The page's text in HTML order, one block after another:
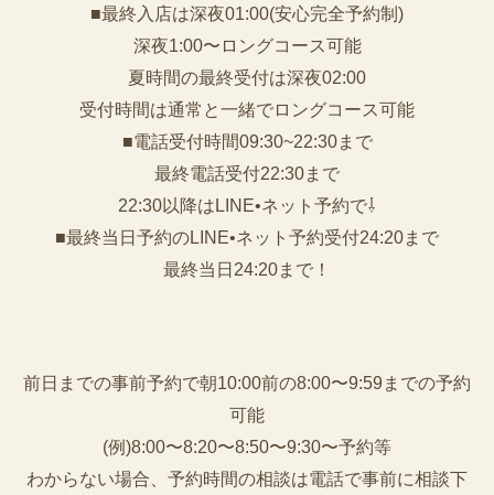
■最終入店は深夜01:00(安心完全予約制)
深夜1:00〜ロングコース可能
夏時間の最終受付は深夜02:00
受付時間は通常と一緒でロングコース可能
■電話受付時間09:30~22:30まで
️最終電話受付22:30まで
22:30以降はLINE•ネット予約で⇩
■最終当日予約のLINE•ネット予約受付24:20まで
最終当日24:20まで！
前日までの事前予約で朝10:00前の8:00〜9:59までの予約
可能
(例)8:00〜8:20〜8:50〜9:30〜予約等
わからない場合、予約時間の相談は電話で事前に相談下